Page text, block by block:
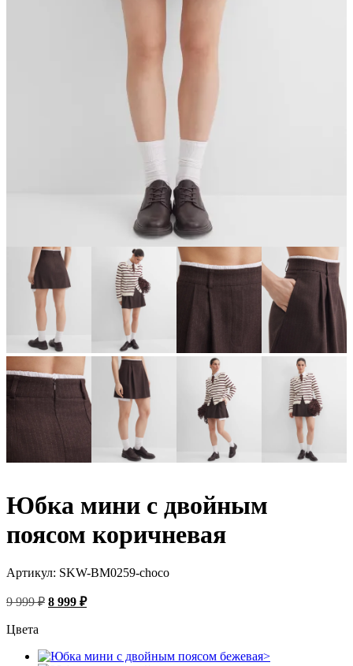
Юбка мини с двойным
поясом коричневая
Артикул: SKW-BM0259-choco
9 999₽ Первоначальная
999 ₽.
8 999 ₽Текущая
Цвета